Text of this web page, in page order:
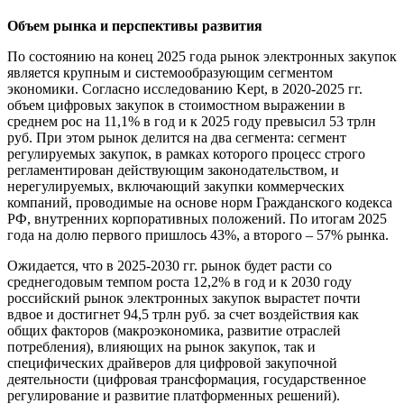
Объем рынка и перспективы развития
По состоянию на конец 2025 года рынок электронных закупок
является крупным и системообразующим сегментом
экономики. Согласно исследованию Kept, в 2020-2025 гг.
объем цифровых закупок в стоимостном выражении в
среднем рос на 11,1% в год и к 2025 году превысил 53 трлн
руб. При этом рынок делится на два сегмента: сегмент
регулируемых закупок, в рамках которого процесс строго
регламентирован действующим законодательством, и
нерегулируемых, включающий закупки коммерческих
компаний, проводимые на основе норм Гражданского кодекса
РФ, внутренних корпоративных положений. По итогам 2025
года на долю первого пришлось 43%, а второго – 57% рынка.
Ожидается, что в 2025-2030 гг. рынок будет расти со
среднегодовым темпом роста 12,2% в год и к 2030 году
российский рынок электронных закупок вырастет почти
вдвое и достигнет 94,5 трлн руб. за счет воздействия как
общих факторов (макроэкономика, развитие отраслей
потребления), влияющих на рынок закупок, так и
специфических драйверов для цифровой закупочной
деятельности (цифровая трансформация, государственное
регулирование и развитие платформенных решений).